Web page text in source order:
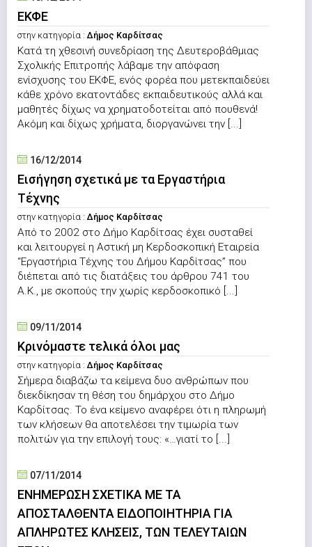
ΕΚΦΕ
στην κατηγορία : Δήμος Καρδίτσας
Κατά τη χθεσινή συνεδρίαση της Δευτεροβάθμιας
Σχολικής Επιτροπής λάβαμε την απόφαση
ενίσχυσης του ΕΚΦΕ, ενός φορέα που μετεκπαιδεύει
κάθε χρόνο εκατοντάδες εκπαιδευτικούς αλλά και
μαθητές δίχως να χρηματοδοτείται από πουθενά!
Ακόμη και δίχως χρήματα, διοργανώνει την [...]
16/12/2014
Εισήγηση σχετικά με τα Εργαστήρια
Τέχνης
στην κατηγορία : Δήμος Καρδίτσας
Από το 2002 στο Δήμο Καρδίτσας έχει συσταθεί
και λειτουργεί η Αστική μη Κερδοσκοπική Εταιρεία
“Εργαστήρια Τέχνης του Δήμου Καρδίτσας” που
διέπεται από τις διατάξεις του άρθρου 741 του
Α.Κ., με σκοπούς την χωρίς κερδοσκοπικό [...]
09/11/2014
Κρινόμαστε τελικά όλοι μας
στην κατηγορία : Δήμος Καρδίτσας
Σήμερα διαβάζω τα κείμενα δυο ανθρώπων που
διεκδίκησαν τη θέση του δημάρχου στο Δήμο
Καρδίτσας. Το ένα κείμενο αναφέρει ότι η πληρωμή
των κλήσεων θα αποτελέσει την τιμωρία των
πολιτών για την επιλογή τους: «…γιατί το [...]
07/11/2014
ΕΝΗΜΕΡΩΣΗ ΣΧΕΤΙΚΑ ΜΕ ΤΑ
ΑΠΟΣΤΑΛΘΕΝΤΑ ΕΙΔΟΠΟΙΗΤΗΡΙΑ ΓΙΑ
ΑΠΛΗΡΩΤΕΣ ΚΛΗΣΕΙΣ, ΤΩΝ ΤΕΛΕΥΤΑΙΩΝ